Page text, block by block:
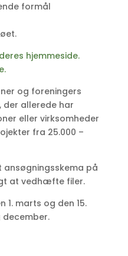
formål
hjemmeside.
og foreningers
allerede har
eller virksomheder
fra 25.000 –
på
at vedhæfte filer.
1. marts og den 15.
december.